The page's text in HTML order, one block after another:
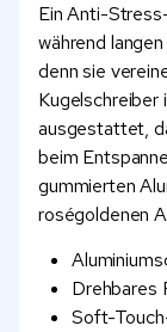
Ein Anti-
während
denn sie
ausgestattet,
beim
gummierten
roségoldenen
Drehbares
Soft-